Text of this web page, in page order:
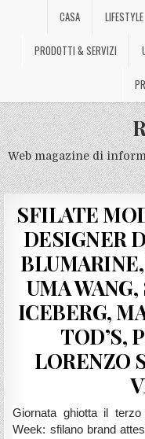
CASA LIFESTYLE
PRODOTTI & SERVIZI
Web magazine di
SFILATE
DESIGNER
UMA
ICEBERG,
TOD’S,
LORENZO
Giornata ghiotta il terzo
Week: sfilano brand